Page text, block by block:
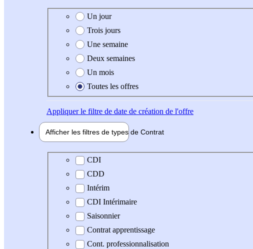
Date de création de l'offre
Un jour
Trois jours
Une semaine
Deux semaines
Un mois
Toutes les offres
Appliquerle filtre de date de création de l'offre
Afficher les filtres de types de Contrat
Type de contrat
CDI
CDD
Intérim
CDI Intérimaire
Saisonnier
Contrat apprentissage
Cont. professionnalisation